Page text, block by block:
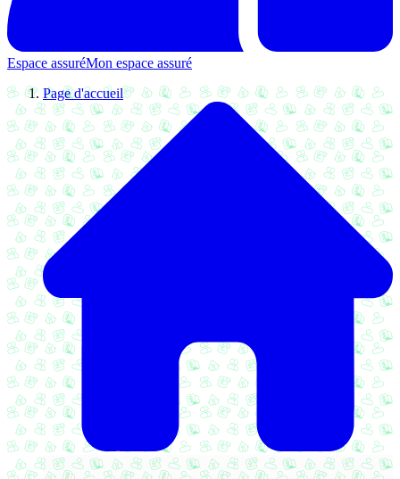
Espace assuréMon espace assuré
Page d'accueil